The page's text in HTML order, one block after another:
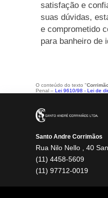
satisfação e
suas dúvidas,
e comprometido
para banheiro de
O conteúdo do texto "
Penal – Lei 9610/98 - Lei de
Santo Andre Corrimãos
Rua Nilo Nello , 40
(11) 4458-5609
(11) 97712-0019